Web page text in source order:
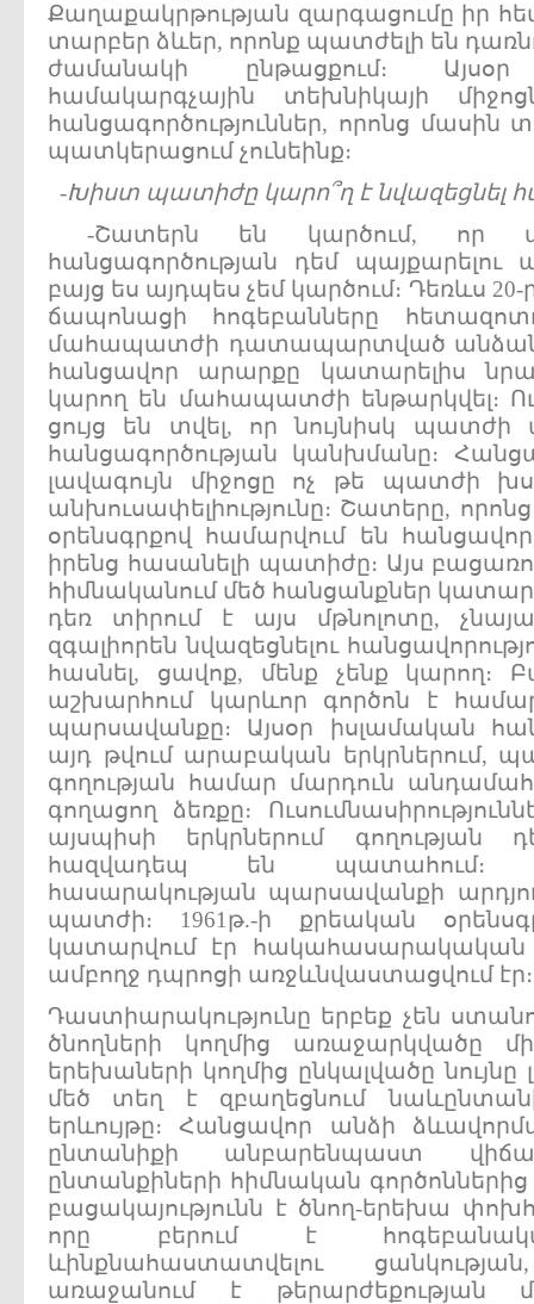
Քաղաքակրթության զարգացումը իր
տարբեր ձևեր, որոնք պատժելի են
ժամանակի ընթացքում։ Այսօր
համակարգչային տեխնիկայի
հանցագործություններ, որոնց
պատկերացում չունեինք։
-Խիստ պատիժը կարո՞ղ է նվազեցնել
-Շատերն են կարծում, որ
հանցագործության դեմ պայքարելու
բայց ես այդպես չեմ կարծում։ Դեռևս
ճապոնացի հոգեբանները
մահապատժի դատապարտված անձանց
հանցավոր արարքը կատարելիս
կարող են մահապատժի ենթարկվել։
ցույց են տվել, որ նույնիսկ
հանցագործության կանխմանը։
լավագույն միջոցը ոչ թե պատժի
անխուսափելիությունը։ Շատերը,
օրենսգրքով համարվում են
իրենց հասանելի պատիժը։ Այս
հիմնականում մեծ հանցանքներ
դեռ տիրում է այս մթնոլոտը,
զգալիորեն նվազեցնելու
հասնել, ցավոք, մենք չենք կարող։
աշխարհում կարևոր գործոն է
պարսավանքը։ Այսօր իսլամական
այդ թվում արաբական երկրներում,
գողության համար մարդուն
գողացող ձեռքը։
այսպիսի երկրներում գողության
հազվադեպ են պատահում։
հասարակության պարսավանքի
պատժի։ 1961թ.-ի քրեական
կատարվում էր
ամբողջ դպրոցի առջևնվաստացվում էր։
Դաստիարակությունը երբեք չեն
ծնողների կողմից առաջարկվածը
երեխաների կողմից ընկալվածը նույնը
մեծ տեղ է զբաղեցնում
երևույթը։ Հանցավոր անձի
ընտանիքի անբարենպաստ
ընտանքիների հիմնական
բացակայությունն է ծնող-երեխա
որը բերում է
ևինքնահաստատվելու
առաջանում է թերարժեքության